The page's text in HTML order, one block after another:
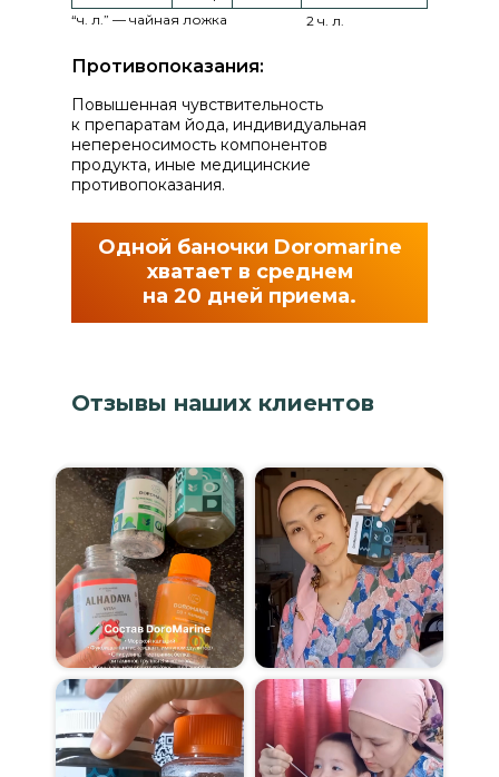
Повышенная чувствительность
к препаратам йода, индивидуальная
непереносимость компонентов
продукта, иные медицинские
противопоказания.
Одной баночки Doromarine
хватает в среднем
на 20 дней приема.
“ч. л.” — чайная ложка
Противопоказания:
2 ч. л.
Отзывы наших клиентов